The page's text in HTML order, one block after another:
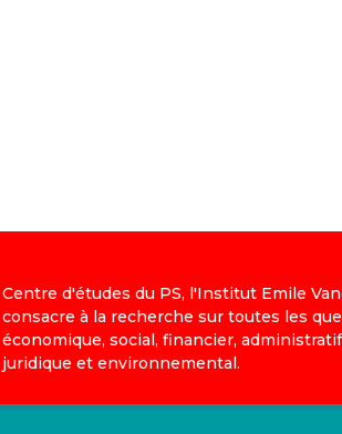
Centre d'études du PS, l'Institut Emile
consacre à la recherche sur toutes les
économique, social, financier,
juridique et environnemental.
IEV